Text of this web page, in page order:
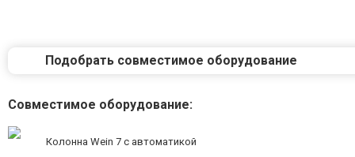
Подобрать совместимое оборудование
Совместимое оборудование:
Колонна Wein 7 с автоматикой